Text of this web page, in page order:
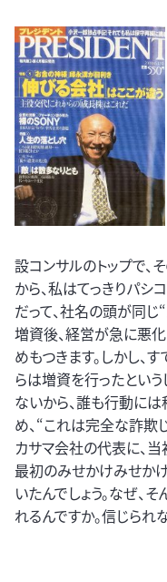
設コンサルのトップで、
から、私はてっきりパシ
だって、社名の頭が同じ
増資後、経営が急に悪
めもつきます。しかし、
らは増資を行ったという
ないから、誰も行動に
め、“これは完全な詐欺
カサマ会社の代表に、
最初のみせかけみせか
いたんでしょう。なぜ、
れるんですか。信じられ